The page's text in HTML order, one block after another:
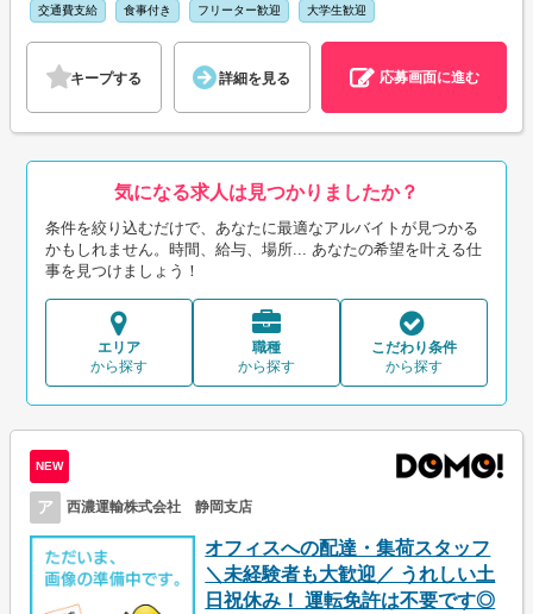
交通費支給 食事付き フリーター歓迎 大学生歓迎
キープする 詳細を見る 応募画面に進む
気になる求人は見つかりましたか？
条件を絞り込むだけで、あなたに最適なアルバイトが見つかる
かもしれません。時間、給与、場所... あなたの希望を叶える仕
事を見つけましょう！
エリア
から探す
職種
から探す
こだわり条件
から探す
NEW
ア 西濃運輸株式会社 静岡支店
オフィスへの配達・集荷スタッフ
＼未経験者も大歓迎／ うれしい土
日祝休み！ 運転免許は不要です◎